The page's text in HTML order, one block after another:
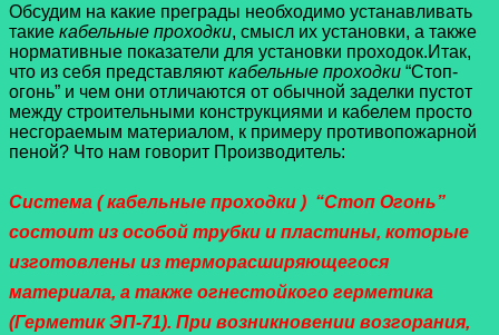
Обсудим на какие преграды необходимо устанавливать
такие кабельные проходки, смысл их установки, а также
нормативные показатели для установки проходок.Итак,
что из себя представляют кабельные проходки “Стоп-
огонь” и чем они отличаются от обычной заделки пустот
между строительными конструкциями и кабелем просто
несгораемым материалом, к примеру противопожарной
пеной? Что нам говорит Производитель:
Система ( кабельные проходки ) “Стоп Огонь”
состоит из особой трубки и пластины, которые
изготовлены из терморасширяющегося
материала, а также огнестойкого герметика
(Герметик ЭП-71). При возникновении возгорания,